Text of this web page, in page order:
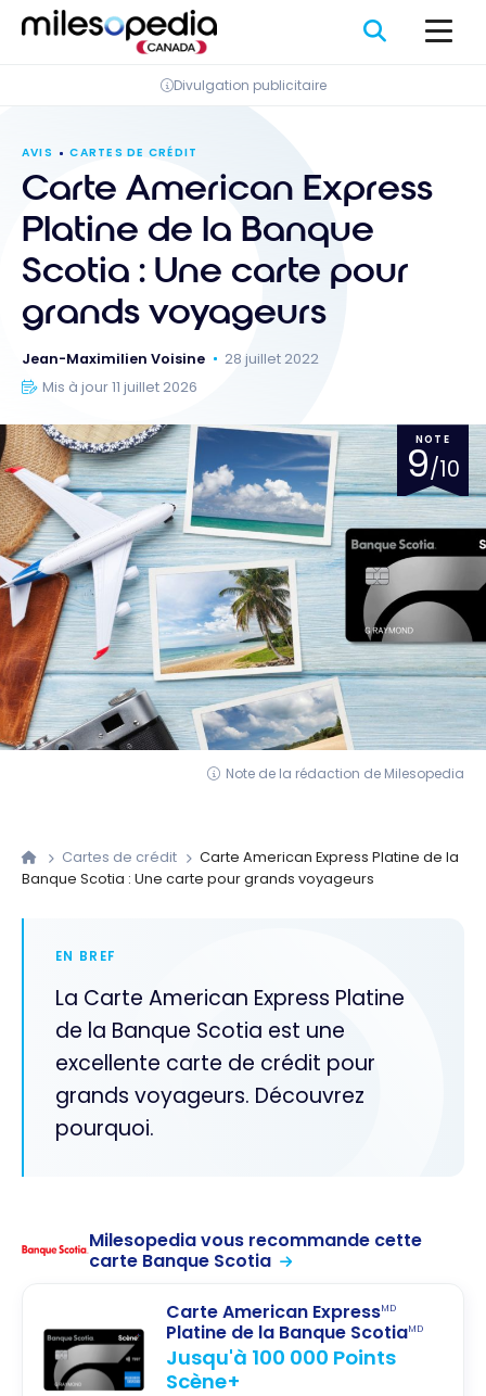
Passer
Divulgation publicitaire
AVIS CARTES DE CRÉDIT
Carte American Express
Platine de la Banque
Scotia : Une carte pour
grands voyageurs
Jean-Maximilien Voisine
28 juillet 2022
Mis à jour 11 juillet 2026
NOTE
9/10
Note de la rédaction de Milesopedia
Cartes de crédit
Carte American Express Platine de la
Banque Scotia : Une carte pour grands voyageurs
EN BREF
La Carte American Express Platine
de la Banque Scotia est une
excellente carte de crédit pour
grands voyageurs. Découvrez
pourquoi.
Milesopedia vous recommande cette
carte Banque Scotia
Carte American ExpressMD
Platine de la Banque ScotiaMD
Jusqu'à 100 000 Points
Scène+